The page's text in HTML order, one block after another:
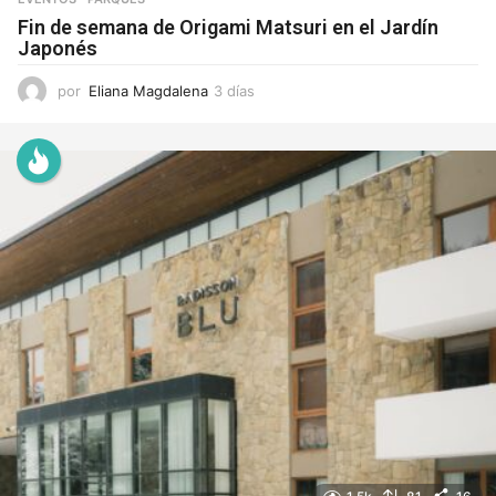
Fin de semana de Origami Matsuri en el Jardín
Japonés
por Eliana Magdalena 3 días
a